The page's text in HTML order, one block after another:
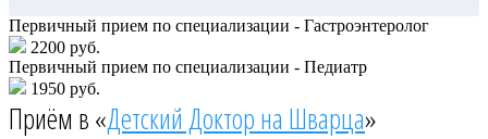
Первичный прием по специализации - Гастроэнтеролог
2200 руб.
Первичный прием по специализации - Педиатр
1950 руб.
Приём в «Детский Доктор на Шварца»